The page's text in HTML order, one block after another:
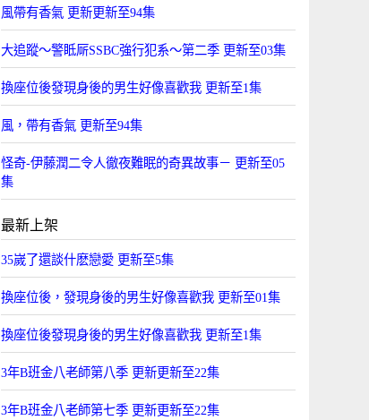
風帶有香氣 更新更新至94集
大追蹤〜警眡厛SSBC強行犯系〜第二季 更新至03集
換座位後發現身後的男生好像喜歡我 更新至1集
風，帶有香氣 更新至94集
怪奇-伊藤潤二令人徹夜難眠的奇異故事－ 更新至05
集
最新上架
35嵗了還談什麽戀愛 更新至5集
換座位後，發現身後的男生好像喜歡我 更新至01集
換座位後發現身後的男生好像喜歡我 更新至1集
3年B班金八老師第八季 更新更新至22集
3年B班金八老師第七季 更新更新至22集